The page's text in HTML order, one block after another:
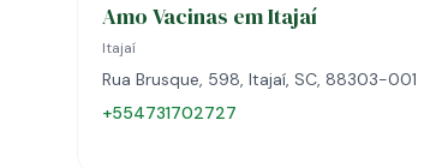
Amo Vacinas em Itajaí
Itajaí
Rua Brusque, 598, Itajaí, SC, 88303-001
+554731702727